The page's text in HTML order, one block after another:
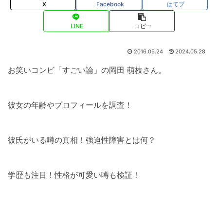
X Facebook はてブ
LINE コピー
2016.05.24 2024.05.28
お笑いコンビ「すごい論」の岡田 萌枝さん。
彼女の年齢やプロフィールを調査！
彼氏がいる噂の真相！強迫性障害とは何？
学歴も注目！性格が可愛い噂も検証！